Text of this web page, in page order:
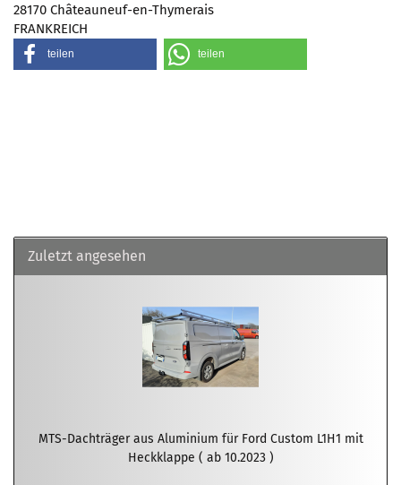
28170 Châteauneuf-en-Thymerais
FRANKREICH
teilen teilen
Zuletzt angesehen
MTS-Dachträger aus Aluminium für Ford Custom L1H1 mit
Heckklappe ( ab 10.2023 )